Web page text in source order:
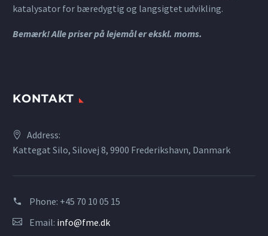
katalysator for bæredygtig og langsigtet udvikling.
Bemærk! Alle priser på lejemål er ekskl. moms.
KONTAKT
Address:
Kattegat Silo, Silovej 8, 9900 Frederikshavn, Danmark
Phone: +45 70 10 05 15
Email: info@fme.dk